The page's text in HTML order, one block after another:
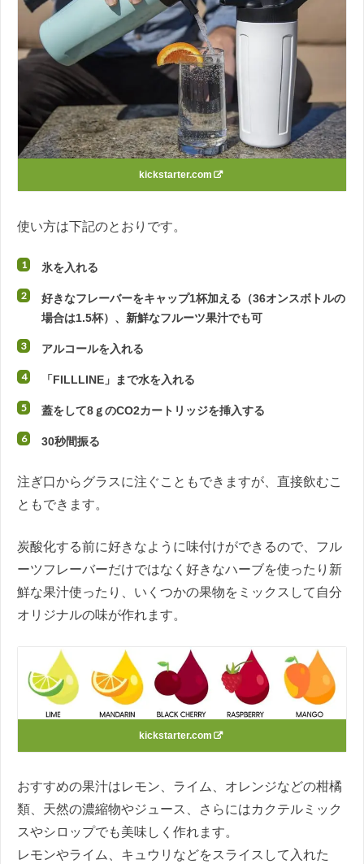
kickstarter.com
使い方は下記のとおりです。
氷を入れる
好きなフレーバーをキャップ1杯加える（36オンスボトルの
場合は1.5杯）、新鮮なフルーツ果汁でも可
アルコールを入れる
「FILLLINE」まで水を入れる
蓋をして8ｇのCO2カートリッジを挿入する
30秒間振る
注ぎ口からグラスに注ぐこともできますが、直接飲むこ
ともできます。
炭酸化する前に好きなように味付けができるので、フル
ーツフレーバーだけではなく好きなハーブを使ったり新
鮮な果汁使ったり、いくつかの果物をミックスして自分
オリジナルの味が作れます。
kickstarter.com
おすすめの果汁はレモン、ライム、オレンジなどの柑橘
類、天然の濃縮物やジュース、さらにはカクテルミック
スやシロップでも美味しく作れます。
レモンやライム、キュウリなどをスライスして入れた